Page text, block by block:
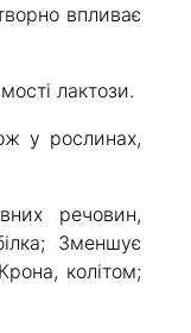
впливає
лактози.
у рослинах,
речовин,
Зменшує
колітом;